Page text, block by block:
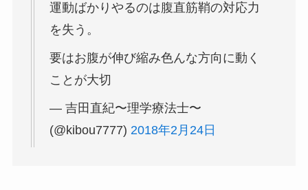
運動ばかりやるのは腹直筋鞘の対応力
を失う。
要はお腹が伸び縮み色んな方向に動く
ことが大切
— 吉田直紀〜理学療法士〜
(@kibou7777) 2018年2月24日